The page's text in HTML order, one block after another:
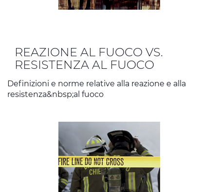
REAZIONE AL FUOCO VS.
RESISTENZA AL FUOCO
Definizioni e norme relative alla reazione e alla
resistenza&nbsp;al fuoco